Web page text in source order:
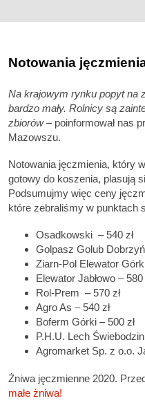
Notowania
Na krajowym rynku popyt na
bardzo mały. Rolnicy są
zbiorów– poinformował nas
Mazowszu.
Notowania jęczmienia, który
gotowy do koszenia, plasują
Podsumujmy więc ceny
które zebraliśmy w punktach
Osadkowski – 540 zł
Golpasz Golub
Ziarn-Pol Elewator
Elewator Jabłowo – 580
Rol-Prem – 570 zł
Agro As – 540 zł
Boferm Górki – 500 zł
P.H.U. Lech
Agromarket Sp. z o.o.
Żniwa jęczmienne 2020.
małe żniwa!